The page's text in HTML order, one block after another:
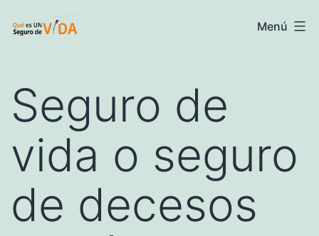
Seguros
-
Información
y
precios
Menú
Seguro de
vida o seguro
de decesos